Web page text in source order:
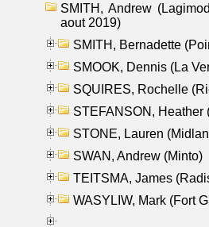
SMITH, Andrew
aout 2019)
SMITH, Bernadette
SMOOK, Dennis (La
SQUIRES, Rochelle
STEFANSON, Heather
STONE, Lauren
SWAN, Andrew (Minto)
TEITSMA, James
WASYLIW, Mark (Fort